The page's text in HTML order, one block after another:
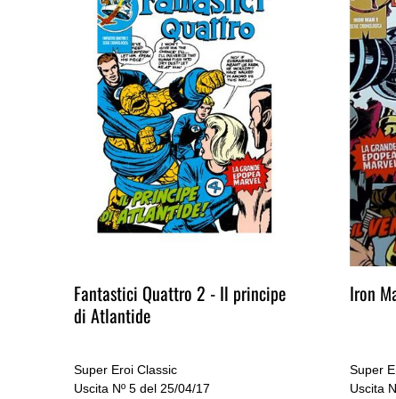
Fantastici Quattro 2 - Il principe
di Atlantide
Super Eroi Classic
Uscita Nº 5 del 25/04/17
Iron
Super
Uscita